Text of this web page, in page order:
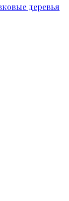
деревья